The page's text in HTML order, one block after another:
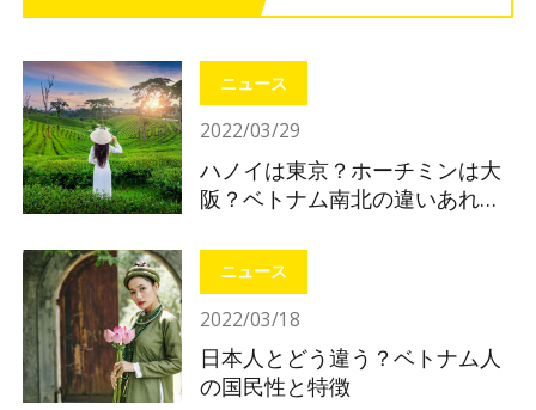
ニュース
2022/03/29
ハノイは東京？ホーチミンは大
阪？ベトナム南北の違いあれこ
ニュース
2022/03/18
日本人とどう違う？ベトナム人
の国民性と特徴